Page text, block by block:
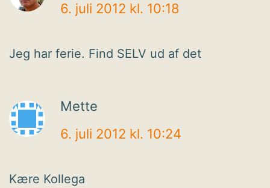
6. juli 2012 kl. 10:18
Jeg har ferie. Find SELV ud af det
Mette
6. juli 2012 kl. 10:24
Kære Kollega